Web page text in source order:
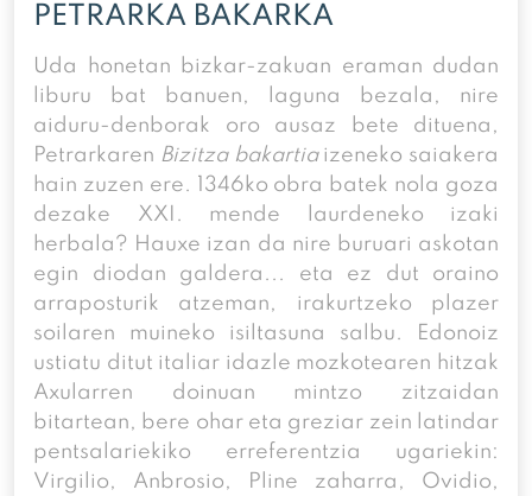
PETRARKA BAKARKA
Uda honetan bizkar-zakuan eraman dudan
liburu bat banuen, laguna bezala, nire
aiduru-denborak oro ausaz bete dituena,
Petrarkaren Bizitza bakartiaizeneko saiakera
hain zuzen ere. 1346ko obra batek nola goza
dezake XXI. mende laurdeneko izaki
herbala? Hauxe izan da nire buruari askotan
egin diodan galdera... eta ez dut oraino
arraposturik atzeman, irakurtzeko plazer
soilaren muineko isiltasuna salbu. Edonoiz
ustiatu ditut italiar idazle mozkotearen hitzak
Axularren doinuan mintzo zitzaidan
bitartean, bere ohar eta greziar zein latindar
pentsalariekiko erreferentzia ugariekin:
Virgilio, Anbrosio, Pline zaharra, Ovidio,